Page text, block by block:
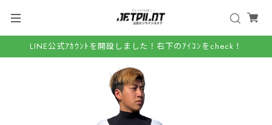
LINE公式ｱｶｳﾝﾄを開設しました！右下のｱｲｺﾝをcheck！